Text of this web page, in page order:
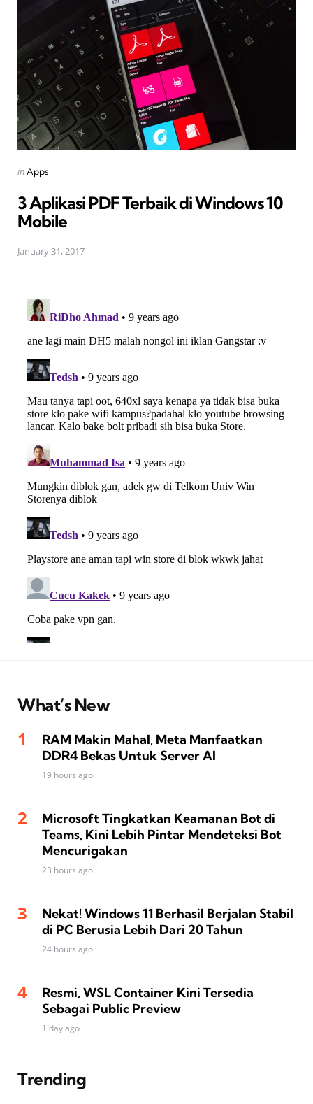
Posted
inApps
3 Aplikasi PDF Terbaik di Windows 10
Mobile
January 31, 2017
What’s New
RAM Makin Mahal, Meta Manfaatkan
DDR4 Bekas Untuk Server AI
19 hours ago
Microsoft Tingkatkan Keamanan Bot di
Teams, Kini Lebih Pintar Mendeteksi Bot
Mencurigakan
23 hours ago
Nekat! Windows 11 Berhasil Berjalan Stabil
di PC Berusia Lebih Dari 20 Tahun
24 hours ago
Resmi, WSL Container Kini Tersedia
Sebagai Public Preview
1 day ago
Trending